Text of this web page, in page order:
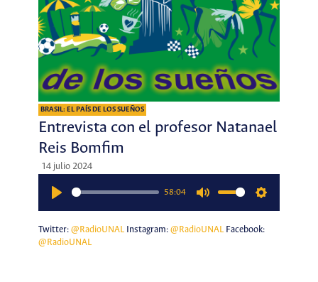
BRASIL: EL PAÍS DE LOS SUEÑOS
Entrevista con el profesor Natanael
Reis Bomfim
14 julio 2024
58:04
Twitter: @RadioUNALInstagram: @RadioUNALFacebook:
@RadioUNAL